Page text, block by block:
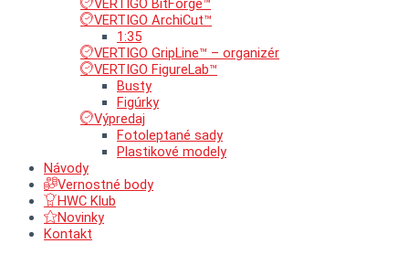
VERTIGO BitForge™
VERTIGO ArchiCut™
1:35
VERTIGO GripLine™ – organizér
VERTIGO FigureLab™
Busty
Figúrky
Výpredaj
Fotoleptané sady
Plastikové modely
Návody
Vernostné body
HWC Klub
Novinky
Kontakt